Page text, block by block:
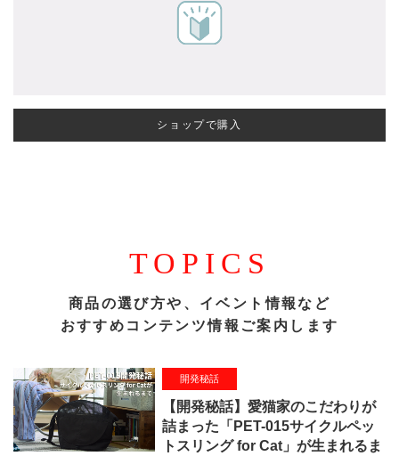
ショップで購入
TOPICS
商品の選び方や、イベント情報など
おすすめコンテンツ情報ご案内します
開発秘話
【開発秘話】愛猫家のこだわりが
詰まった「PET-015サイクルペッ
トスリング for Cat」が生まれるま